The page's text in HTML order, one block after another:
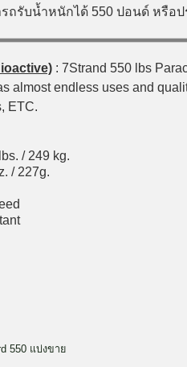
รถรับน้ำหนักได้ 550 ปอนด์ หรือ
: 7Strand 550 lbs
almost endless uses and
ETC.
/ 249 kg.
/ 227g.
550 แบ่งขาย